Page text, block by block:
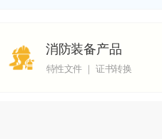
消防装备产品
特性文件 ｜ 证书转换